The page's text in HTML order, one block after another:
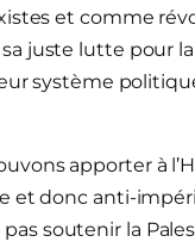
et comme
juste lutte pour
système
apporter à
donc anti-
soutenir la